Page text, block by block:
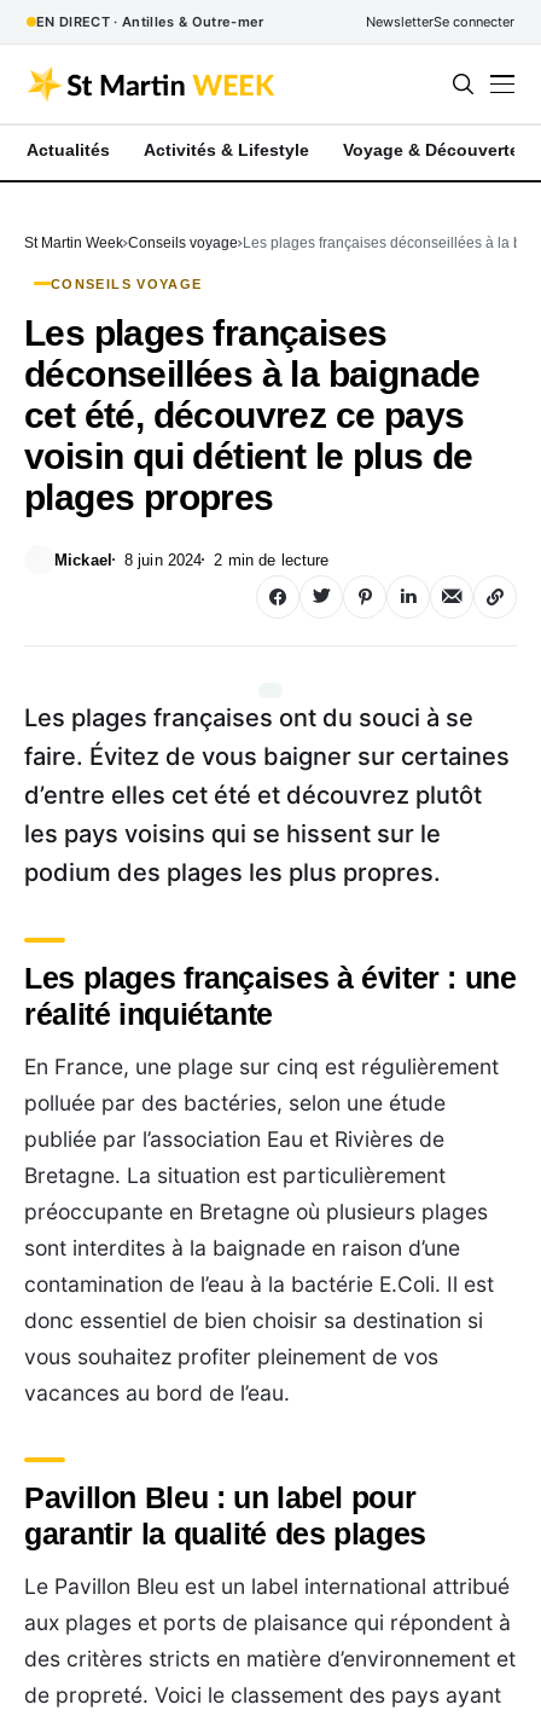
EN DIRECT · Antilles & Outre-mer NewsletterSe connecter
Actualités Activités & Lifestyle Voyage & Découverte
St Martin Week Conseils voyage Les plages françaises déconseillées à la
CONSEILS VOYAGE
Les plages françaises
déconseillées à la baignade
cet été, découvrez ce pays
voisin qui détient le plus de
plages propres
Mickael 8 juin 2024 2 min de lecture
Les plages françaises ont du souci à se
faire. Évitez de vous baigner sur certaines
d’entre elles cet été et découvrez plutôt
les pays voisins qui se hissent sur le
podium des plages les plus propres.
Les plages françaises à éviter : une
réalité inquiétante
En France, une plage sur cinq est régulièrement
polluée par des bactéries, selon une étude
publiée par l’association Eau et Rivières de
Bretagne. La situation est particulièrement
préoccupante en Bretagne où plusieurs plages
sont interdites à la baignade en raison d’une
contamination de l’eau à la bactérie E.Coli. Il est
donc essentiel de bien choisir sa destination si
vous souhaitez profiter pleinement de vos
vacances au bord de l’eau.
Pavillon Bleu : un label pour
garantir la qualité des plages
Le Pavillon Bleu est un label international attribué
aux plages et ports de plaisance qui répondent à
des critères stricts en matière d’environnement et
de propreté. Voici le classement des pays ayant